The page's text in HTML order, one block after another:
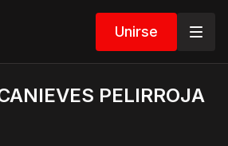
Unirse
PELIRROJA